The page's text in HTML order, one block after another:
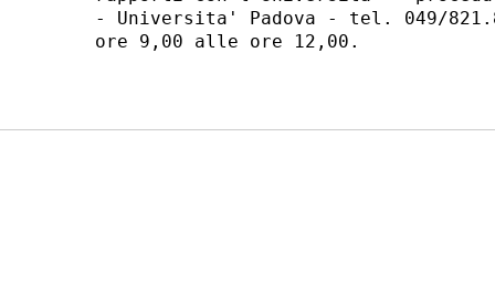
- Universita' Padova - tel. 049/
ore 9,00 alle ore 12,00.